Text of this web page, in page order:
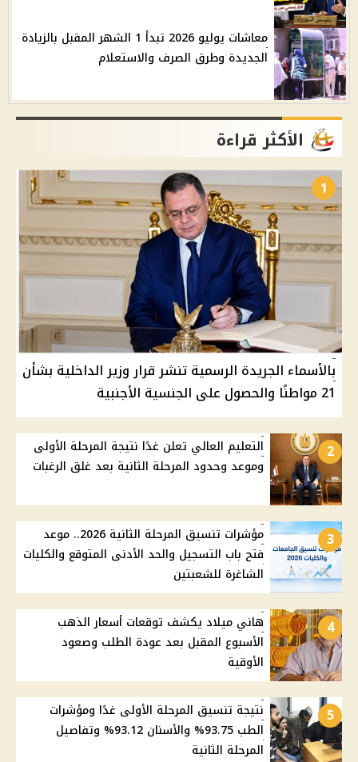
معاشات يوليو 2026 تبدأ 1 الشهر المقبل بالزيادة
الجديدة وطرق الصرف والاستعلام
الأكثر قراءة
1
بالأسماء الجريدة الرسمية تنشر قرار وزير الداخلية بشأن
21 مواطنًا والحصول على الجنسية الأجنبية
2
التعليم العالي تعلن غدًا نتيجة المرحلة الأولى
وموعد وحدود المرحلة الثانية بعد غلق الرغبات
3
مؤشرات تنسيق المرحلة الثانية 2026.. موعد
فتح باب التسجيل والحد الأدنى المتوقع والكليات
الشاغرة للشعبتين
4
هاني ميلاد يكشف توقعات أسعار الذهب
الأسبوع المقبل بعد عودة الطلب وصعود
الأوقية
5
نتيجة تنسيق المرحلة الأولى غدًا ومؤشرات
الطب 93.75% والأسنان 93.12% وتفاصيل
المرحلة الثانية